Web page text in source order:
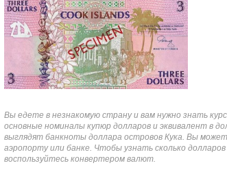
АВТОРСКИЕ КОЛОНКИ
НОВОСТИ КОМПАНИЙ
СПЕЦПРОЕКТЫ
ТЕСТЫ
РЕДАКЦИЯ
МЕЖБАНК
КУРС
FOREX
Вы едете в незнакомую страну и вам нужно знать
основные номиналы купюр долларов и эквивалент в
выглядят банкноты доллара островов Кука. Вы
аэропорту или банке. Чтобы узнать сколько
воспользуйтесь конвертером валют.